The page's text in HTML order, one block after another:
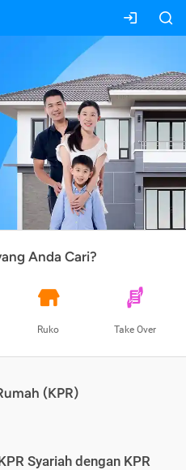
Anda Cari?
Ruko Take Over
(KPR)
Syariah dengan KPR